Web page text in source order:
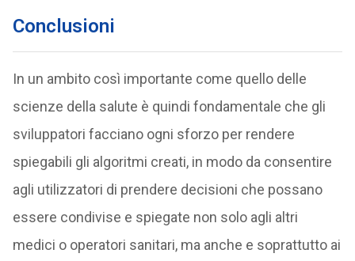
Conclusioni
In un ambito così importante come quello delle
scienze della salute è quindi fondamentale che gli
sviluppatori facciano ogni sforzo per rendere
spiegabili gli algoritmi creati, in modo da consentire
agli utilizzatori di prendere decisioni che possano
essere condivise e spiegate non solo agli altri
medici o operatori sanitari, ma anche e soprattutto ai